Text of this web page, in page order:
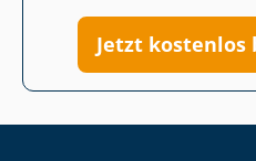
Jetzt kostenlos